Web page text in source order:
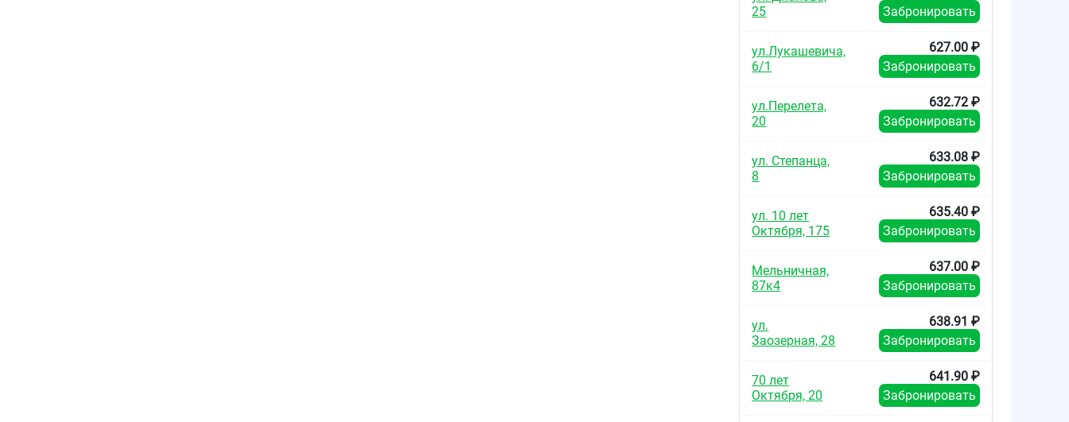
25
Забронировать
ул.Лукашевича,
6/1
627.00 ₽
Забронировать
ул.Перелета,
20
632.72 ₽
Забронировать
ул. Степанца,
8
633.08 ₽
Забронировать
ул. 10 лет
Октября, 175
635.40 ₽
Забронировать
Мельничная,
87к4
637.00 ₽
Забронировать
ул.
Заозерная, 28
638.91 ₽
Забронировать
70 лет
Октября, 20
641.90 ₽
Забронировать